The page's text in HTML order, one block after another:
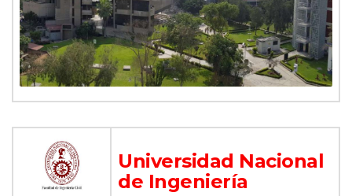
Universidad Nacional
de Ingeniería